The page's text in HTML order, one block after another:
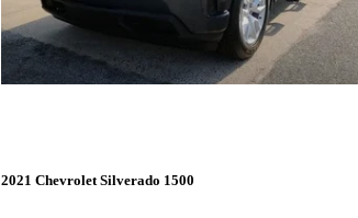
2021 Chevrolet Silverado 1500